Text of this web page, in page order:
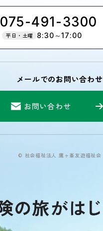
075-491-3300
平日・土曜 8:30～17:00
メールでのお問い合わせ
お問い合わせ
© 社会福祉法人 鷹ヶ峯友遊福祉会